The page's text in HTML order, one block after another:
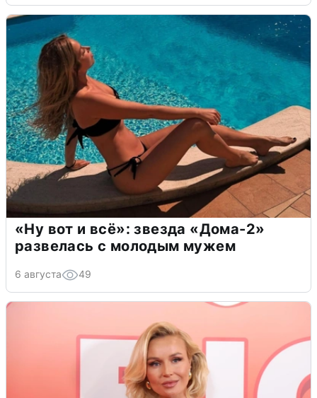
«Ну вот и всё»: звезда «Дома-2»
развелась с молодым мужем
6 августа 49